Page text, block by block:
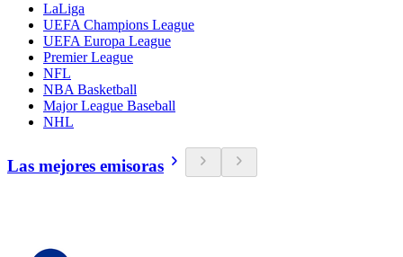
LaLiga
UEFA Champions League
UEFA Europa League
Premier League
NFL
NBA Basketball
Major League Baseball
NHL
Las mejores emisoras